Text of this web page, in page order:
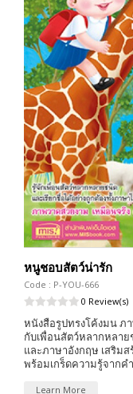
หนูชอบสัตว์น่ารัก
Code : P-YOU-666
0 Review(s)
หนังสือรูปทรงโค้งมน ภ
กับเพื่อนสัตว์หลากหลา
และภาษาอังกฤษ เสริม
พร้อมเกร็ดความรู้จากค
Learn More